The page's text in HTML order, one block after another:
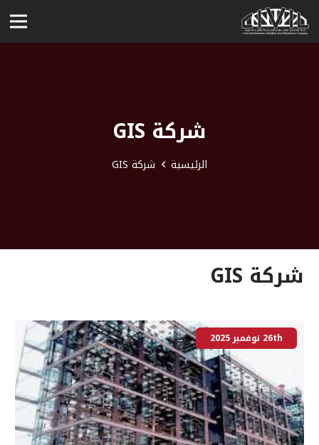
شركة GIS
الرئيسية شركة GIS
شركة GIS
26th نوفمبر 2025